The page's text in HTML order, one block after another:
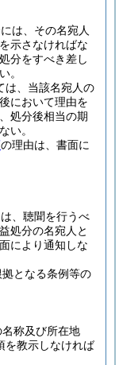
は、その名宛人
示さなければな
分をすべき差し
。
は、当該名宛人の
において理由を
処分後相当の期
い。
の理由は、書面に
、聴聞を行うべ
処分の名宛人と
により通知しな
となる条例等の
称及び所在地
を教示しなければ